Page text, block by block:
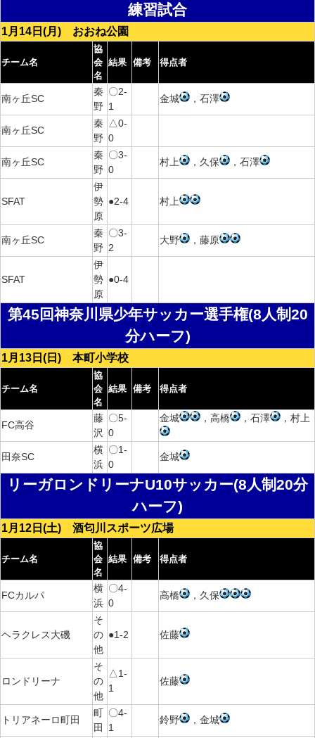
練習試合
1月14日(月) おおね公園
チーム名
協
会
名
結果 備考 得点者
南ヶ丘SC
秦
野
〇2-
1
金城 ，石澤
南ヶ丘SC
秦
野
△0-
0
南ヶ丘SC
秦
野
〇3-
0
村上 ，久保 ，石澤
SFAT
伊
勢
原
●2-4 村上
南ヶ丘SC
秦
野
〇3-
2
大野 ，藤原
SFAT
伊
勢
原
●0-4
第45回神奈川県少年サッカー選手権(8人制20
分ハーフ)
1月13日(日) 本町小学校
チーム名
協
会
名
結果 備考 得点者
FC高谷
藤
沢
〇5-
0
金城 ，高橋 ，石澤 ，村上
田奈SC
横
浜
〇1-
0
金城
リーガロンドリーナU10サッカー(8人制20分
ハーフ)
1月12日(土) 酒匂川スポーツ広場
チーム名
協
会
名
結果 備考 得点者
FCカルパ
横
浜
〇4-
0
高橋 ，久保
ヘラクレス大磯
そ
の
他
●1-2 佐藤
ロンドリーナ
そ
の
他
△1-
1
佐藤
トリアネーロ町田
町
田
〇4-
1
鈴野 ，金城